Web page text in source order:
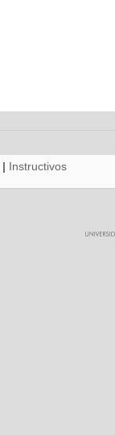
| Instructivos